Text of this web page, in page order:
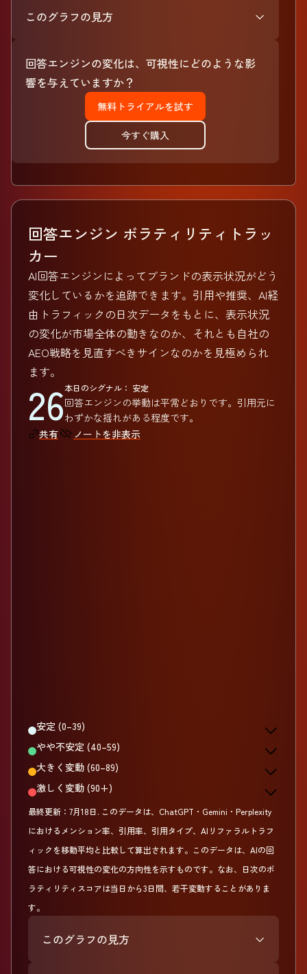
このグラフの見方
回答エンジンの変化は、可視性にどのような影
響を与えていますか？
無料トライアルを試す
今すぐ購入
回答エンジン ボラティリティトラッ
カー
AI回答エンジンによってブランドの表示状況がどう
変化しているかを追跡できます。引用や推奨、AI経
由トラフィックの日次データをもとに、表示状況
の変化が市場全体の動きなのか、それとも自社の
AEO戦略を見直すべきサインなのかを見極められ
ます。
26本日のシグナル： 安定
回答エンジンの挙動は平常どおりです。引用元に
わずかな揺れがある程度です。
共有
ノートを非表示
安定 (0–39)
やや不安定 (40–59)
大きく変動 (60–89)
激しく変動 (90+)
最終更新： 7月18日. このデータは、ChatGPT・Gemini・Perplexity
におけるメンション率、引用率、引用タイプ、AIリファラルトラフ
ィックを移動平均と比較して算出されます。このデータは、AIの回
答における可視性の変化の方向性を示すものです。なお、日次のボ
ラティリティスコアは当日から3日間、若干変動することがありま
す。
このグラフの見方